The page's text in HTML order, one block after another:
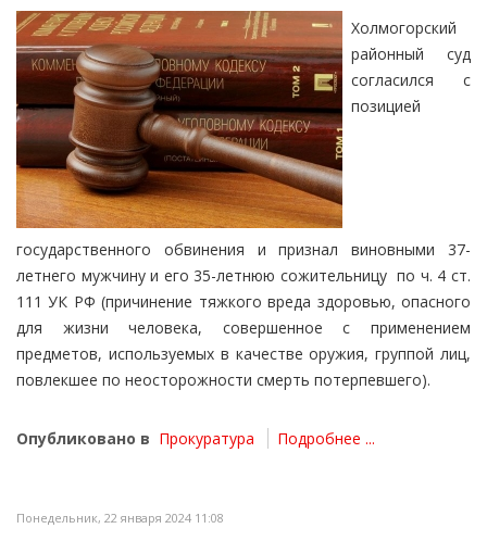
Холмогорский
районный суд
согласился с
позицией
государственного обвинения и признал виновными 37-
летнего мужчину и его 35-летнюю сожительницу по ч. 4 ст.
111 УК РФ (причинение тяжкого вреда здоровью, опасного
для жизни человека, совершенное с применением
предметов, используемых в качестве оружия, группой лиц,
повлекшее по неосторожности смерть потерпевшего).
Опубликовано в Прокуратура Подробнее ...
Понедельник, 22 января 2024 11:08